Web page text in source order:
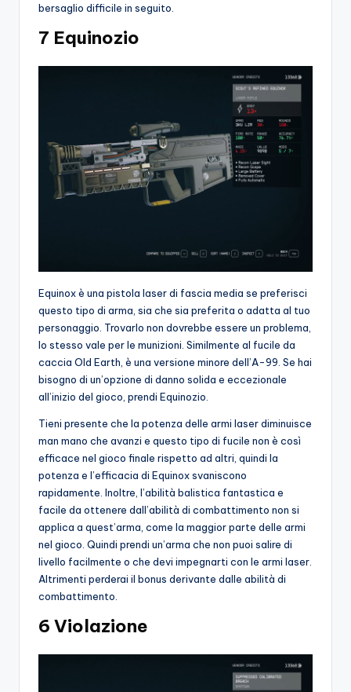
bersaglio difficile in seguito.
7 Equinozio
Equinox è una pistola laser di fascia media se preferisci
questo tipo di arma, sia che sia preferita o adatta al tuo
personaggio. Trovarlo non dovrebbe essere un problema,
lo stesso vale per le munizioni. Similmente al fucile da
caccia Old Earth, è una versione minore dell’A-99. Se hai
bisogno di un’opzione di danno solida e eccezionale
all’inizio del gioco, prendi Equinozio.
Tieni presente che la potenza delle armi laser diminuisce
man mano che avanzi e questo tipo di fucile non è così
efficace nel gioco finale rispetto ad altri, quindi la
potenza e l’efficacia di Equinox svaniscono
rapidamente. Inoltre, l’abilità balistica fantastica e
facile da ottenere dall’abilità di combattimento non si
applica a quest’arma, come la maggior parte delle armi
nel gioco. Quindi prendi un’arma che non puoi salire di
livello facilmente o che devi impegnarti con le armi laser.
Altrimenti perderai il bonus derivante dalle abilità di
combattimento.
6 Violazione